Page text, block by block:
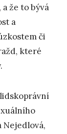
že to bývá
a
či
které
Nejedlová,